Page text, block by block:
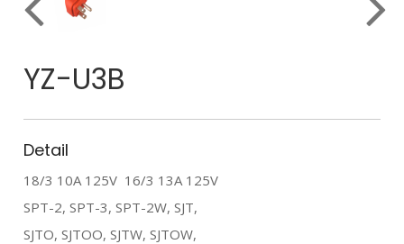
YZ-U3B
Detail
18/3 10A 125V 16/3 13A 125V
SPT-2, SPT-3, SPT-2W, SJT,
SJTO, SJTOO, SJTW, SJTOW,